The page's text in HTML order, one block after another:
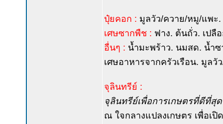
ปุ๋ยคอก : มูลวัว/ควาย/หมู/แพะ.
เศษซากพืช : ฟาง. ต้นถั่ว. เปลื
อื่นๆ : น้ำมะพร้าว. นมสด. น้ำซ
เศษอาหารจากครัวเรือน. มูล
จุลินทรีย์ :
จุลินทรีย์เพื่อการเกษตรที่ดีที่
ณ ใจกลางแปลงเกษตร เพื่อเ